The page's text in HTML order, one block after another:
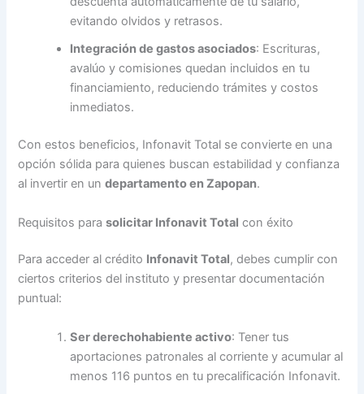
evitando olvidos y retrasos.
Integración de gastos asociados: Escrituras,
avalúo y comisiones quedan incluidos en tu
financiamiento, reduciendo trámites y costos
inmediatos.
Con estos beneficios, Infonavit Total se convierte en una
opción sólida para quienes buscan estabilidad y confianza
al invertir en undepartamento en Zapopan.
Requisitos parasolicitar Infonavit Total con éxito
Para acceder al crédito Infonavit Total, debes cumplir con
ciertos criterios del instituto y presentar documentación
puntual:
Ser derechohabiente activo: Tener tus
aportaciones patronales al corriente y acumular al
menos 116 puntos en tu precalificación Infonavit.